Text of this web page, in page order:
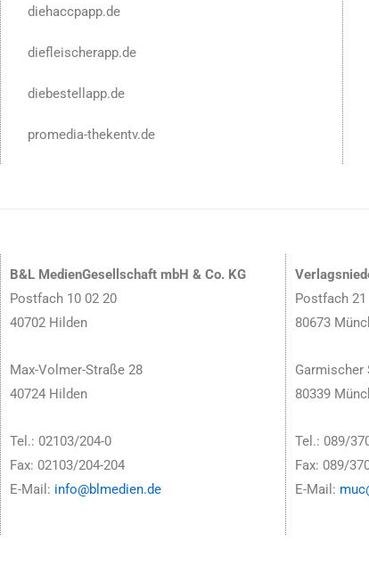
diehaccpapp.de
diefleischerapp.de
diebestellapp.de
promedia-thekentv.de
B&L MedienGesellschaft mbH & Co. KG
Postfach 10 02 20
40702 Hilden
Max-Volmer-Straße 28
40724 Hilden
Tel.: 02103/204-0
Fax: 02103/204-204
E-Mail: info@blmedien.de
Postfach 21
80673
Garmischer
80339
Tel.: 089/
Fax: 089/
E-Mail: